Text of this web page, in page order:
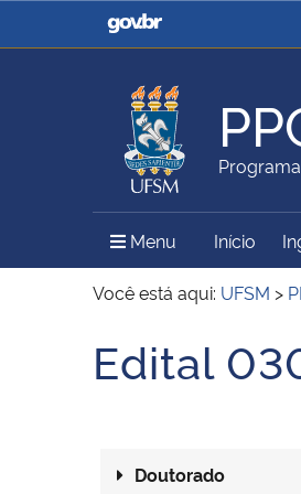
Casa Civil
Ministério da Agricultura,
Pecuária e Abastecimento
Ministério do Meio Ambiente
Secretaria de Governo
Menu Menu
Início
Você está aqui: UFSM >
Início do conteúdo
Edital
Doutorado